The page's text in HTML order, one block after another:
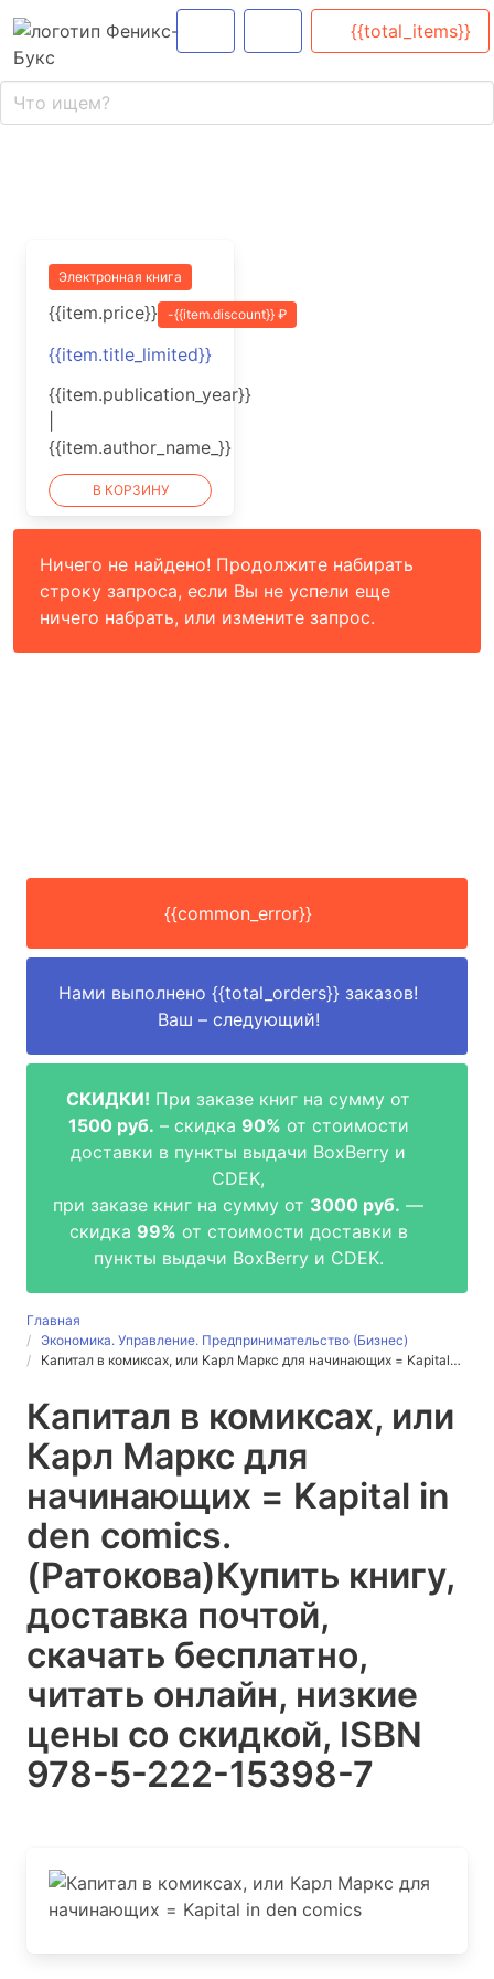
{{total_items}}
Электронная книга
{{item.price}} -{{item.discount}} ₽
{{item.title_limited}}
{{item.publication_year}}
{{item.author_name_}}
В КОРЗИНУ
Ничего не найдено! Продолжите набирать
строку запроса, если Вы не успели еще
ничего набрать, или измените запрос.
{{common_error}}
Нами выполнено {{total_orders}} заказов!
Ваш – следующий!
СКИДКИ! При заказе книг на сумму от
1500 руб. – скидка 90% от стоимости
доставки в пункты выдачи BoxBerry и
CDEK,
при заказе книг на сумму от 3000 руб. —
скидка 99% от стоимости доставки в
пункты выдачи BoxBerry и CDEK.
Главная
Экономика. Управление. Предпринимательство (Бизнес)
Капитал в комиксах, или Карл Маркс для начинающих = Kapital…
Капитал в комиксах, или
Карл Маркс для
начинающих = Kapital in
den comics.
(Ратокова)Купить книгу,
доставка почтой,
скачать бесплатно,
читать онлайн, низкие
цены со скидкой, ISBN
978-5-222-15398-7